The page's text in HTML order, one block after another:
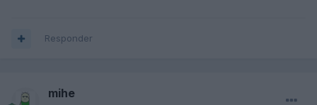
Responder
mihe